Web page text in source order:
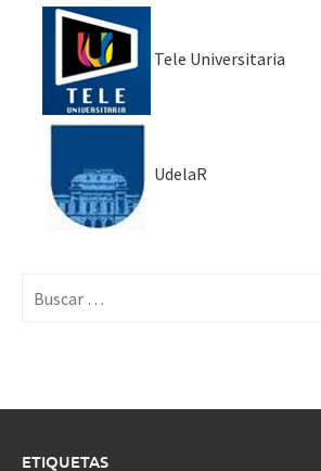
Tele Universitaria
UdelaR
ETIQUETAS